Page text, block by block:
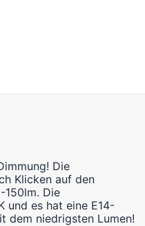
Die
Klicken auf den
Die
und es hat eine E14-
dem niedrigsten Lumen!